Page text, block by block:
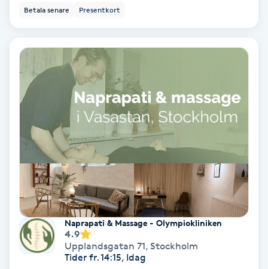
HIFU
Hollywood Peel
Hot Stone Massage
Hot yoga
Hudföryngring
Huduppstramning
Hudvård
Betala senare Presentkort
Naprapati & Massage - Olympiokliniken
4.9
Upplandsgatan 71, Stockholm
Tider fr. 14:15, Idag